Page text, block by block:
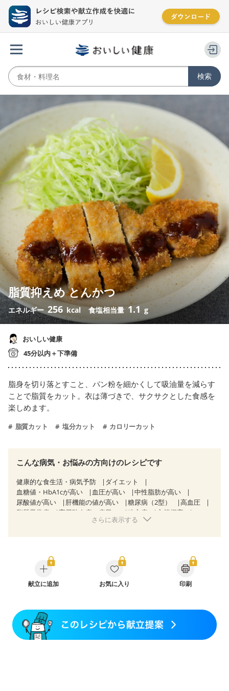
脂質抑えめ とんかつ
エネルギー256 kcal 食塩相当量 1.1 g
おいしい健康
45分以内＋下準備
脂身を切り落とすこと、パン粉を細かくして吸油量を減らす
ことで脂質をカット。衣は薄づきで、サクサクとした食感を
楽しめます。
脂質カット 塩分カット カロリーカット
こんな病気・お悩みの方向けのレシピです
健康的な食生活・病気予防
ダイエット
血糖値・HbA1cが高い
血圧が高い
中性脂肪が高い
尿酸値が高い
肝機能の値が高い 糖尿病（2型）
高血圧
脂質異常症
高尿酸血症（痛風） 狭心症
心筋梗塞
胃ポリープ
胆石症
乳がん（ホルモン療法中）
乳がん（放射線治療中）
乳がん治療を終えた方・経過観察中の方など
妊娠中(初期)
妊婦健診・体重増加が気になる（初期）
妊娠糖尿病(初期)
骨粗しょう症
関節リウマチ
フレイル（年齢に合わせた体作り）
さらに表示する
献立に追加 お気に入り 印刷